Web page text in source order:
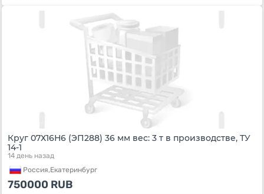
Круг 07Х16Н6 (ЭП288) 36 мм вес: 3 т в производстве, ТУ
14-1
14 день назад
Россия,Екатеринбург
750000 RUB